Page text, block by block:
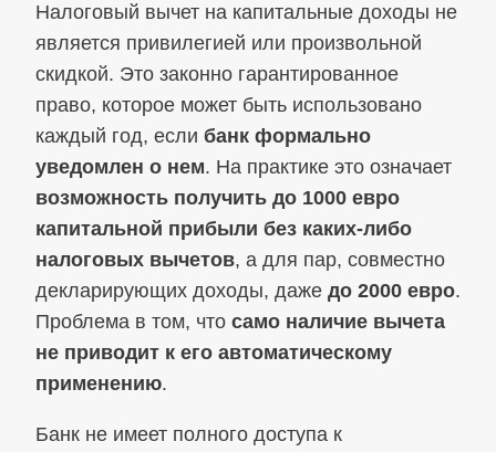
Налоговый вычет на капитальные доходы не
является привилегией или произвольной
скидкой. Это законно гарантированное
право, которое может быть использовано
каждый год, если банк формально
уведомлен о нем. На практике это означает
возможность получить до 1000 евро
капитальной прибыли без каких-либо
налоговых вычетов, а для пар, совместно
декларирующих доходы, даже до 2000 евро.
Проблема в том, что само наличие вычета
не приводит к его автоматическому
применению.
Банк не имеет полного доступа к